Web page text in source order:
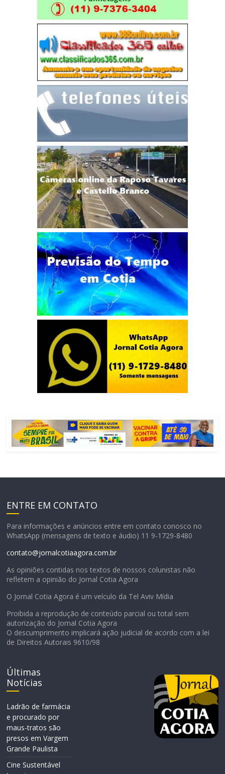
ENTRE EM CONTATO
Para informações e anúncios entre em contato conosco no
WhatsApp (mensagens de texto e áudio) 11 9-1729-8480
contato@jornalcotiaagora.com.br
As opiniões contidas nos textos de nossos colunistas não
refletem a opinião do Jornal Cotia Agora
O Jornal Cotia Agora é um veículo da Tel Aviv Mídia
Proibida a reprodução de conteúdo parcial ou total sem
autorização do Jornal Cotia Agora
O descumprimento implicará ação judicial de acordo com a lei
de Direitos Autorais 9610/98
Últimas
Notícias
Ladrão de farmácia
e procurado por
maus-tratos são
presos em Vargem
Grande Paulista
Cine Sustentável